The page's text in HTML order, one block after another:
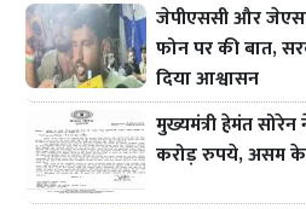
जेपीएससी और
फोन पर की बात,
दिया आश्वासन
मुख्यमंत्री हेमंत
करोड़ रुपये, असम के